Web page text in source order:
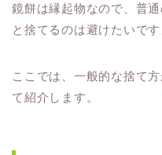
鏡餅は縁起物なので、普
と捨てるのは避けたいです
ここでは、一般的な捨て
て紹介します。